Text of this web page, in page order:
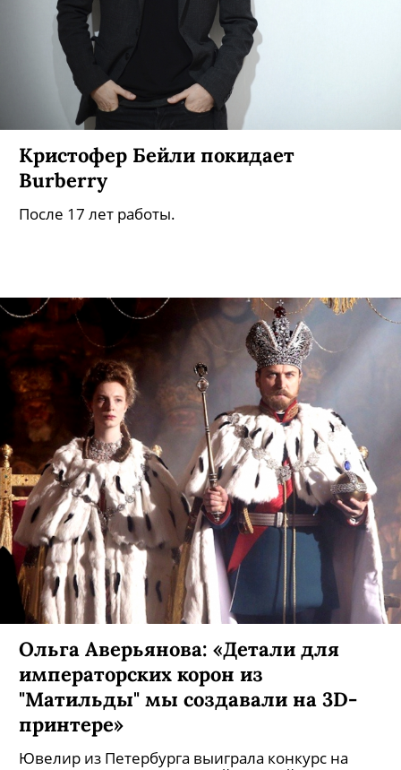
Кристофер Бейли покидает
Burberry
После 17 лет работы.